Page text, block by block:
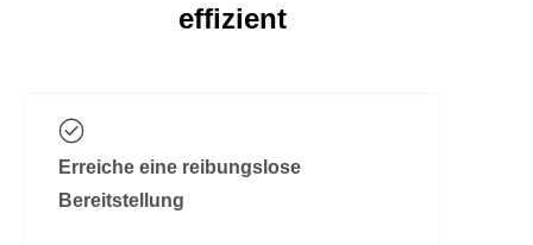
effizient
Erreiche eine reibungslose
Bereitstellung